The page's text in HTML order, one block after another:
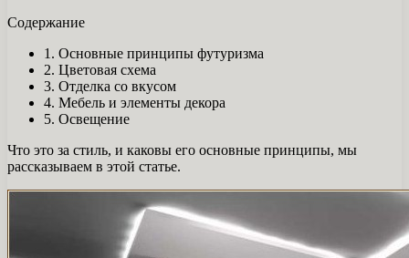
Содержание
1. Основные принципы футуризма
2. Цветовая схема
3. Отделка со вкусом
4. Мебель и элементы декора
5. Освещение
Что это за стиль, и каковы его основные принципы, мы
рассказываем в этой статье.